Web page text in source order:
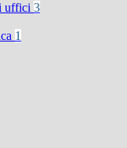
uffici 3
1